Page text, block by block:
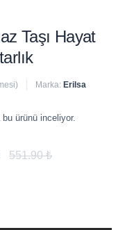
Taşı Hayat
Marka: Erilsa
ürünü inceliyor.
551.90 ₺